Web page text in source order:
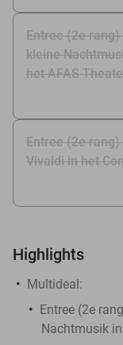
Entree (2e
kleine
het AFAS
Entree (2e
Vivaldi in het
Highlights
Multideal:
Entree (2e
Nachtmusik